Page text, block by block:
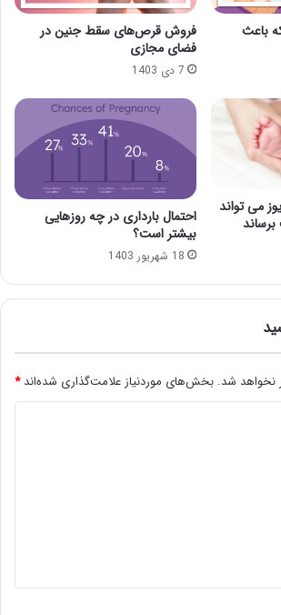
باعث
فروش قرص‌های سقط جنین در
فضای مجازی
7 دی 1403
می تواند
احتمال بارداری در چه روزهایی
بیشتر است؟
18 شهریور 1403
نخواهد شد. بخش‌های موردنیاز علامت‌گذاری شده‌اند*